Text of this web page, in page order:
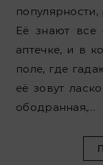
Её знают
аптечке, и в
поле, где
её зовут
ободранная,…